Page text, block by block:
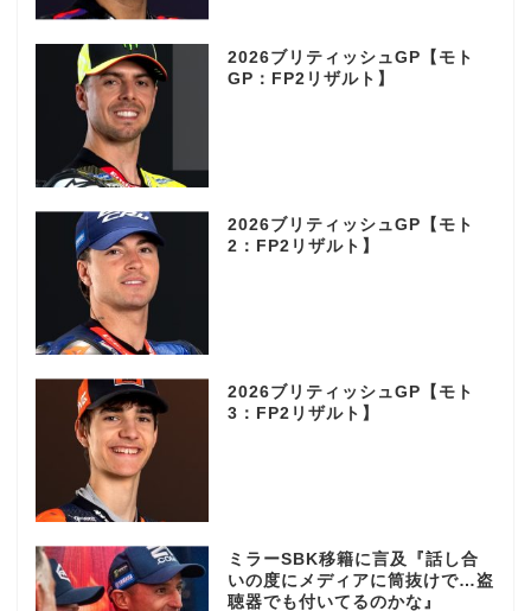
2026ブリティッシュGP【モト
GP：FP2リザルト】
2026ブリティッシュGP【モト
2：FP2リザルト】
2026ブリティッシュGP【モト
3：FP2リザルト】
ミラーSBK移籍に言及『話し合
いの度にメディアに筒抜けで…盗
聴器でも付いてるのかな』